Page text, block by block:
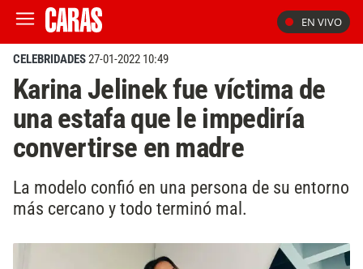
EN VIVO
CELEBRIDADES27-01-2022 10:49
Karina Jelinek fue víctima de
una estafa que le impediría
convertirse en madre
La modelo confió en una persona de su entorno
más cercano y todo terminó mal.